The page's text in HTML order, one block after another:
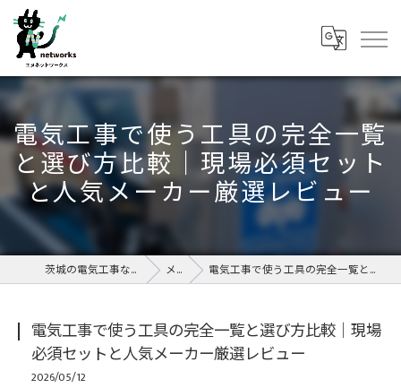
電気工事で使う工具の完全一覧
と選び方比較｜現場必須セット
と人気メーカー厳選レビュー
茨城の電気工事なら株式会社エヌネットワークス メディア 電気工事で使う工具の完全一覧と選び方比較｜現場必須セットと人気メーカー厳選レビュー
電気工事で使う工具の完全一覧と選び方比較｜現場
必須セットと人気メーカー厳選レビュー
2026/05/12